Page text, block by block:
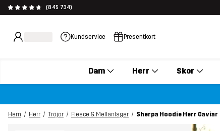
(845 734)
Kundservice Presentkort
Dam Herr Skor
Hem Herr Tröjor Fleece & Mellanlager
Sherpa Hoodie Herr Caviar